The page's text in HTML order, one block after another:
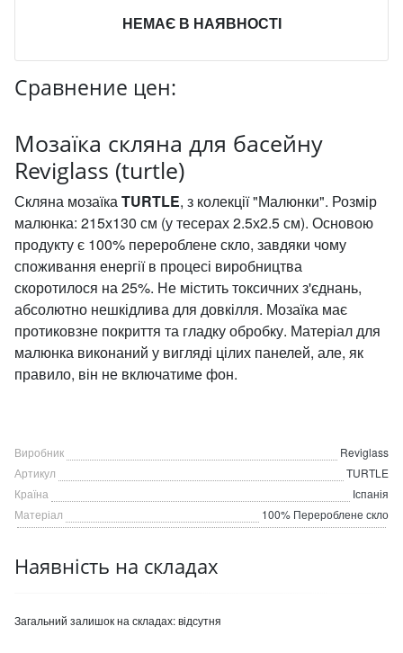
НЕМАЄ В НАЯВНОСТІ
Сравнение цен:
Мозаїка скляна для басейну
Reviglass (turtle)
Скляна мозаїкаTURTLE, з колекції "Малюнки". Розмір
малюнка: 215х130 см (у тесерах 2.5х2.5 см). Основою
продукту є 100% перероблене скло, завдяки чому
споживання енергії в процесі виробництва
скоротилося на 25%. Не містить токсичних з'єднань,
абсолютно нешкідлива для довкілля. Мозаїка має
протиковзне покриття та гладку обробку. Матеріал для
малюнка виконаний у вигляді цілих панелей, але, як
правило, він не включатиме фон.
Виробник
Reviglass
Артикул
TURTLE
Країна
Іспанія
Матеріал
100% Перероблене скло
Наявність на складах
Загальний залишок на складах:відсутня